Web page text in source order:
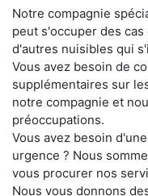
Notre compagnie
peut s'occuper des
d'autres nuisibles qui
Vous avez besoin de
supplémentaires sur
notre compagnie et
préoccupations.
Vous avez besoin
urgence ? Nous
vous procurer nos
Nous vous donnons